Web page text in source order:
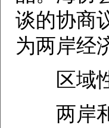
谈的协商
为两岸经
区域性
两岸和